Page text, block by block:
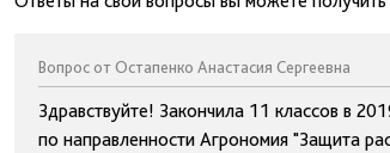
Вопрос от Остапенко Анастасия Сергеевна
Здравствуйте! Закончила 11 классов в
по направленности Агрономия "Защита